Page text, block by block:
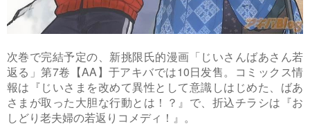
次巻で完結予定の、新挑限氏的漫画「じいさんばあさん若
返る」第7卷【AA】于アキバでは10日发售。コミックス情
報は『じいさまを改めて異性として意識しはじめた、ばあ
さまが取った大胆な行動とは！？』で、折込チラシは『お
しどり老夫婦の若返りコメディ！』。